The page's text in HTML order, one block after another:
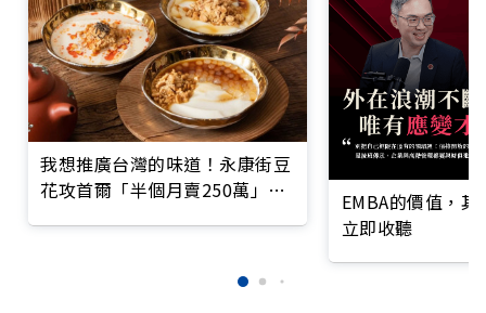
我想推廣台灣的味道！永康街豆
花攻首爾「半個月賣250萬」讓
EMBA的價值，
立即收聽